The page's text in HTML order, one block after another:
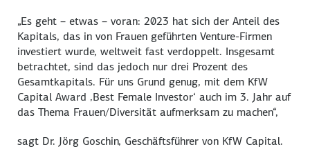
„Es geht – etwas – voran: 2023 hat sich der Anteil des
Kapitals, das in von Frauen geführtenVenture-Firmen
investiert wurde, weltweit fast verdoppelt. Insgesamt
betrachtet, sind das jedoch nur drei Prozent des
Gesamtkapitals. Für uns Grund genug, mit dem KfW
Capital Award ‚Best Female Investor‘ auch im 3. Jahr auf
das Thema Frauen/Diversität aufmerksam zu machen“,
sagt Dr. Jörg Goschin, Geschäftsführer von KfW Capital.